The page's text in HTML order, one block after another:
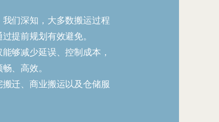
们深知，大多数搬运过程
提前规划有效避免。
够减少延误、控制成本，
、高效。
迁、商业搬运以及仓储服